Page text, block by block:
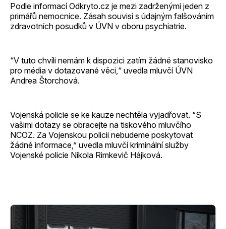
Podle informací Odkryto.cz je mezi zadrženými jeden z
primářů nemocnice. Zásah souvisí s údajným falšováním
zdravotních posudků v ÚVN v oboru psychiatrie.
“V tuto chvíli nemám k dispozici zatím žádné stanovisko
pro média v dotazované věci,“ uvedla mluvčí ÚVN
Andrea Štorchová.
Vojenská policie se ke kauze nechtěla vyjadřovat. “S
vašimi dotazy se obracejte na tiskového mluvčího
NCOZ. Za Vojenskou policii nebudeme poskytovat
žádné informace,” uvedla mluvčí kriminální služby
Vojenské policie Nikola Rimkevič Hájková.